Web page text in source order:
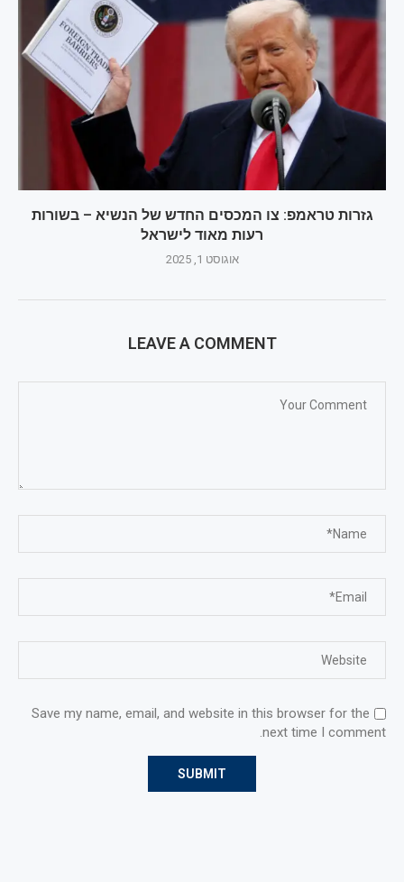
גזרות טראמפ: צו המכסים החדש של הנשיא – בשורות
רעות מאוד לישראל
אוגוסט 1, 2025
LEAVE A COMMENT
Save my name, email, and website in this browser for the
next time I comment.